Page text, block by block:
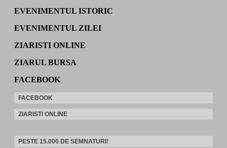
EVENIMENTUL ISTORIC
EVENIMENTUL ZILEI
ZIARISTI ONLINE
ZIARUL BURSA
FACEBOOK
FACEBOOK
ZIARISTI ONLINE
PESTE 15.000 DE SEMNATURI!